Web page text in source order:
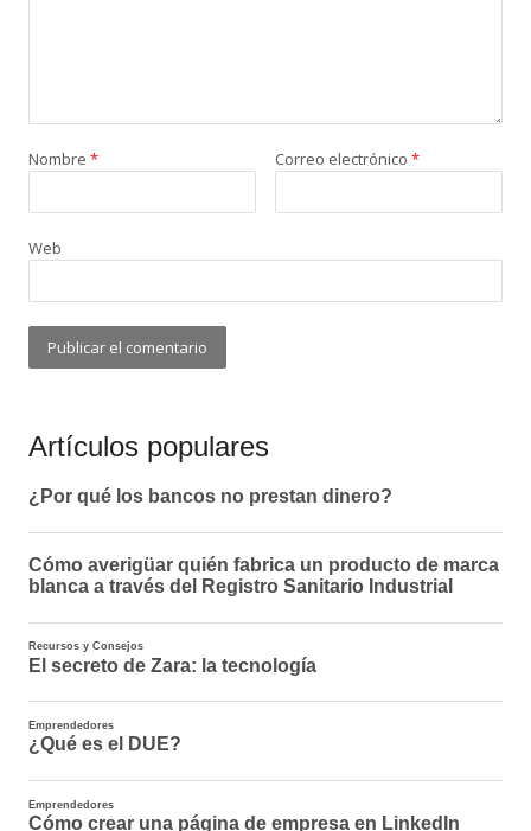
Nombre * Correo electrónico *
Web
Artículos populares